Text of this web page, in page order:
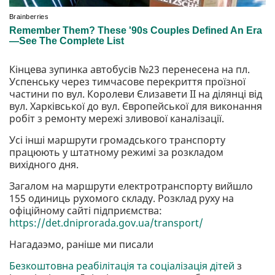
Кінцева зупинка автобусів №23 перенесена на пл.
Успенську через тимчасове перекриття проїзної
частини по вул. Королеви Єлизавети II на ділянці від
вул. Харківської до вул. Європейської для виконання
робіт з ремонту мережі зливової каналізації.
Усі інші маршрути громадського транспорту
працюють у штатному режимі за розкладом
вихідного дня.
Загалом на маршрути електротранспорту вийшло
155 одиниць рухомого складу. Розклад руху на
офіційному сайті підприємства:
https://det.dniprorada.gov.ua/transport/
Нагадаэмо, раніше ми писали
Безкоштовна реабілітація та соціалізація дітей з